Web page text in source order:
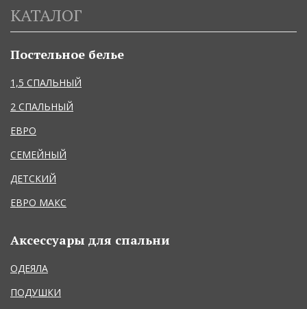
КАТАЛОГ
Постельное белье
1,5 СПАЛЬНЫЙ
2 СПАЛЬНЫЙ
ЕВРО
СЕМЕЙНЫЙ
ДЕТСКИЙ
ЕВРО МАКС
Аксессуары для спальни
ОДЕЯЛА
ПОДУШКИ